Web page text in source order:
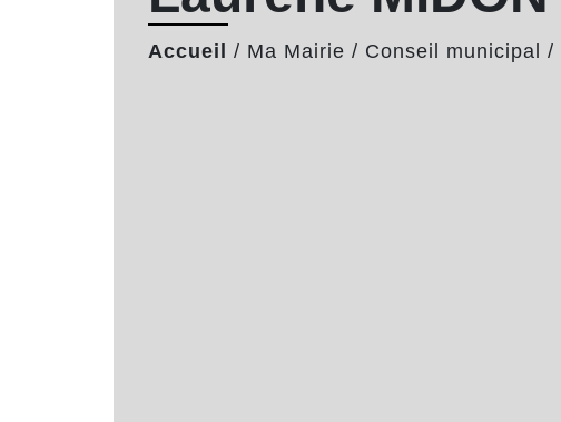
Accueil / Ma Mairie / Conseil municipal /